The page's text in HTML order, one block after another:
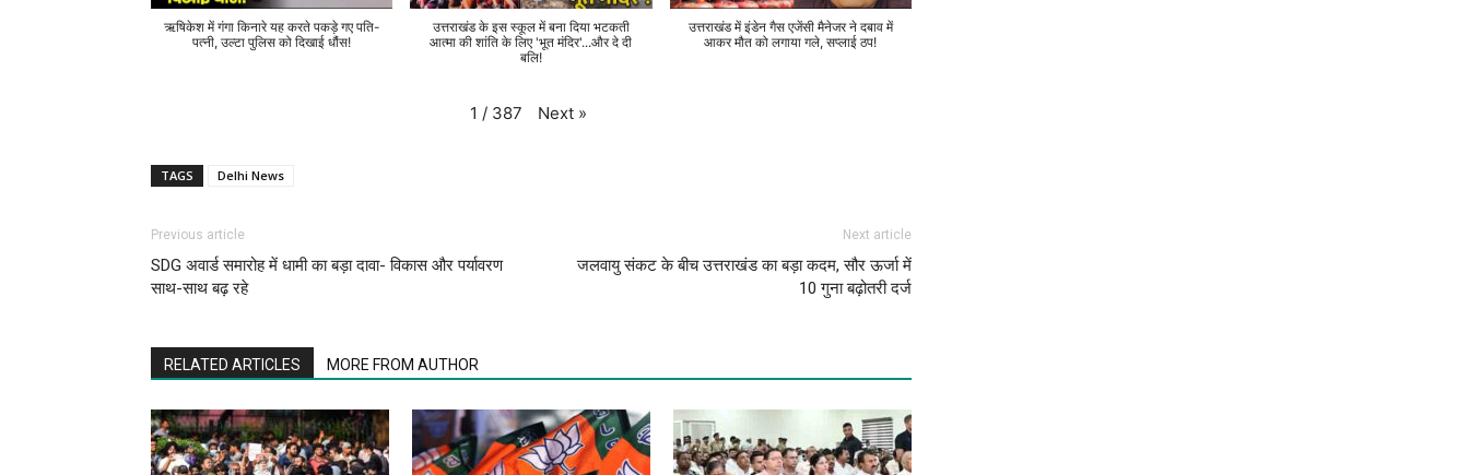
ऋषिकेश में गंगा किनारे यह करते पकड़े गए पति-
पत्नी, उल्टा पुलिस को दिखाई धौंस!
उत्तराखंड के इस स्कूल में बना दिया भटकती
आत्मा की शांति के लिए 'भूत मंदिर'...और दे दी
बलि!
उत्तराखंड में इंडेन गैस एजेंसी मैनेजर ने दबाव में
आकर मौत को लगाया गले, सप्लाई ठप!
1 / 387 Next »
TAGS Delhi News
Previous article
SDG अवार्ड समारोह में धामी का बड़ा दावा- विकास और पर्यावरण
साथ-साथ बढ़ रहे
Next article
जलवायु संकट के बीच उत्तराखंड का बड़ा कदम, सौर ऊर्जा में
10 गुना बढ़ोतरी दर्ज
RELATED ARTICLES MORE FROM AUTHOR